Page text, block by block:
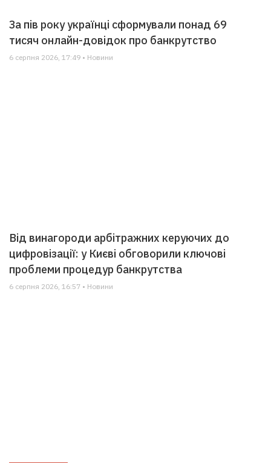
За пів року українці сформували понад 69
тисяч онлайн-довідок про банкрутство
6 серпня 2026, 17:49 • Новини
Від винагороди арбітражних керуючих до
цифровізації: у Києві обговорили ключові
проблеми процедур банкрутства
6 серпня 2026, 16:57 • Новини